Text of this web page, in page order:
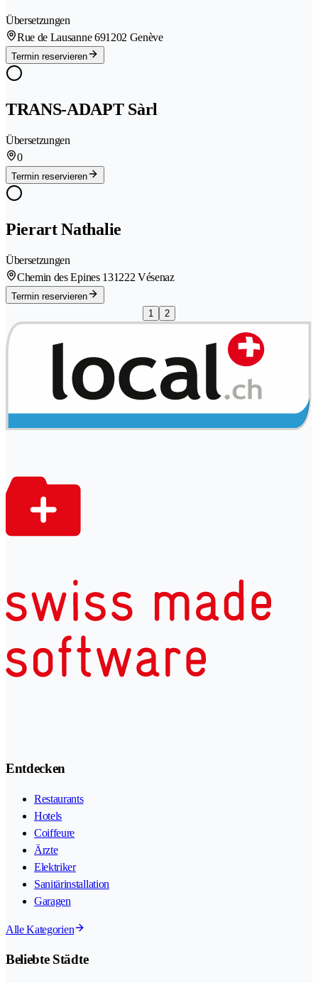
Übersetzungen
Rue de Lausanne 691202 Genève
Termin reservieren
TRANS-ADAPT Sàrl
Übersetzungen
0
Termin reservieren
Pierart Nathalie
Übersetzungen
Chemin des Epines 131222 Vésenaz
Termin reservieren
1
2
Entdecken
Restaurants
Hotels
Coiffeure
Ärzte
Elektriker
Sanitärinstallation
Garagen
Alle Kategorien
Beliebte Städte